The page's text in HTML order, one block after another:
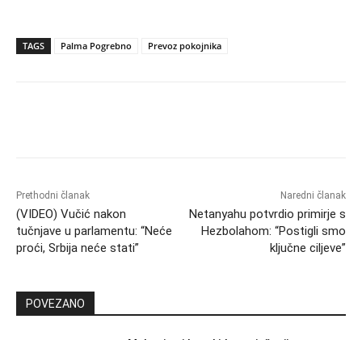
TAGS Palma Pogrebno Prevoz pokojnika
Prethodni članak
(VIDEO) Vučić nakon
tučnjave u parlamentu: “Neće
proći, Srbija neće stati”
Naredni članak
Netanyahu potvrdio primirje s
Hezbolahom: “Postigli smo
ključne ciljeve”
POVEZANO